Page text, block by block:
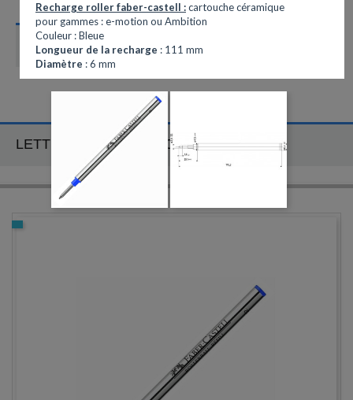
CATÉGORIES
LETTRE D'INFORMATION
Recharge roller faber-castell :cartouche céramique
pour gammes : e-motion ou Ambition
Couleur : Bleue
Longueur de la recharge : 111 mm
Diamètre : 6 mm